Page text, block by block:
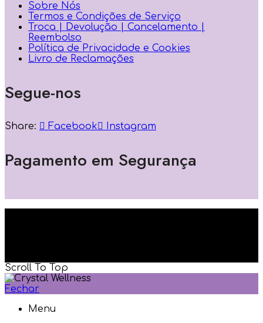
Sobre Nós
Termos e Condições de Serviço
Troca | Devolução | Cancelamento |
Reembolso
Política de Privacidade e Cookies
Livro de Reclamações
Segue-nos
Share: Facebook Instagram
Pagamento em Segurança
Scroll To Top
Fechar
Menu